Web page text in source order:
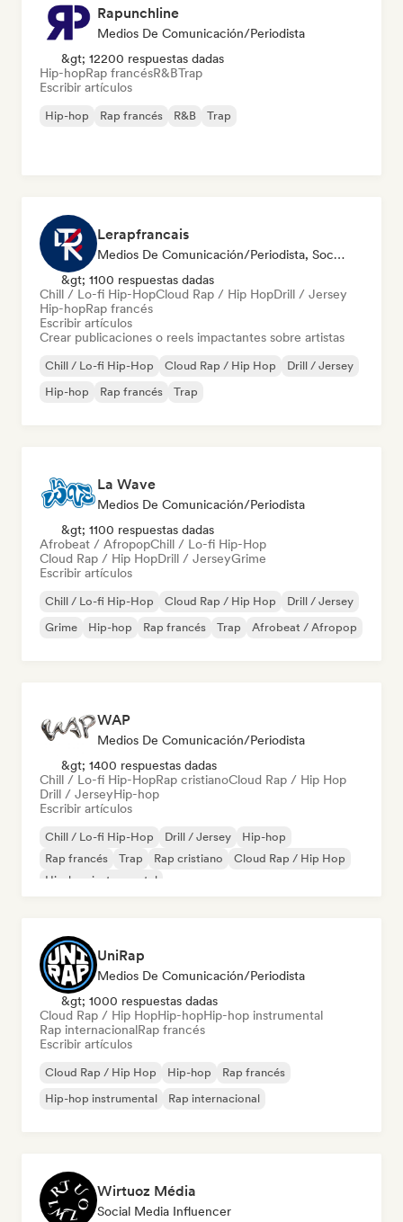
Rapunchline
Medios De Comunicación/Periodista
&gt; 12200 respuestas dadas
Hip-hopRap francésR&BTrap
Escribir artículos
Hip-hop Rap francés R&B Trap
Lerapfrancais
Medios De Comunicación/Periodista, Social Media Influencer
&gt; 1100 respuestas dadas
Chill / Lo-fi Hip-HopCloud Rap / Hip HopDrill / Jersey
Hip-hopRap francés
Escribir artículos
Crear publicaciones o reels impactantes sobre artistas
Chill / Lo-fi Hip-Hop Cloud Rap / Hip Hop
Drill / Jersey
Hip-hop
Rap francés Trap
La Wave
Medios De Comunicación/Periodista
&gt; 1100 respuestas dadas
Afrobeat / AfropopChill / Lo-fi Hip-Hop
Cloud Rap / Hip HopDrill / JerseyGrime
Escribir artículos
Chill / Lo-fi Hip-Hop Cloud Rap / Hip Hop
Drill / Jersey
Grime
Hip-hop Rap francés Trap Afrobeat / Afropop
WAP
Medios De Comunicación/Periodista
&gt; 1400 respuestas dadas
Chill / Lo-fi Hip-HopRap cristianoCloud Rap / Hip Hop
Drill / JerseyHip-hop
Escribir artículos
Chill / Lo-fi Hip-Hop Drill / Jersey
Hip-hop
Rap francés
Trap Rap cristiano
Cloud Rap / Hip Hop
Hip-hop instrumental
UniRap
Medios De Comunicación/Periodista
&gt; 1000 respuestas dadas
Cloud Rap / Hip HopHip-hopHip-hop instrumental
Rap internacionalRap francés
Escribir artículos
Cloud Rap / Hip Hop Hip-hop
Rap francés
Hip-hop instrumental
Rap internacional
Wirtuoz Média
Social Media Influencer